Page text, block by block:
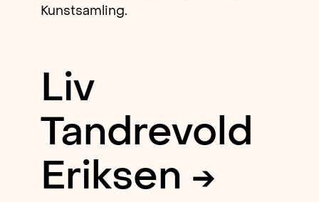
Kunstsamling.
Liv
Tandrevold
Eriksen →